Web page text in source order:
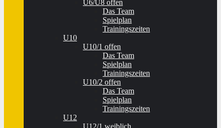
U6/U8 offen
Das Team
Spielplan
Trainingszeiten
U10
U10/1 offen
Das Team
Spielplan
Trainingszeiten
U10/2 offen
Das Team
Spielplan
Trainingszeiten
U12
U12/1 weiblich